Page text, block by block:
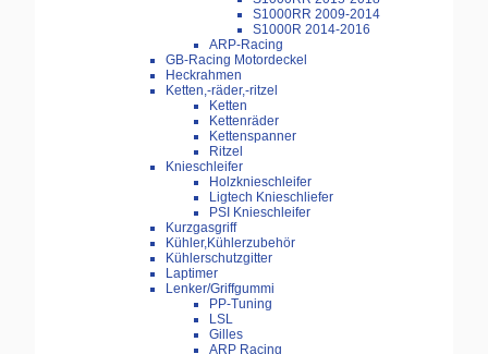
S1000RR 2009-2014
S1000R 2014-2016
ARP-Racing
GB-Racing Motordeckel
Heckrahmen
Ketten,-räder,-ritzel
Ketten
Kettenräder
Kettenspanner
Ritzel
Knieschleifer
Holzknieschleifer
Ligtech Knieschliefer
PSI Knieschleifer
Kurzgasgriff
Kühler,Kühlerzubehör
Kühlerschutzgitter
Laptimer
Lenker/Griffgummi
PP-Tuning
LSL
Gilles
ARP Racing